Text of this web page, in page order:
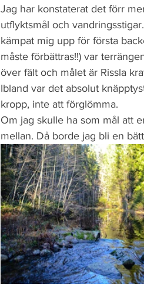
Jag har konstaterat det förr
utflyktsmål och
kämpat mig upp för första
måste förbättras!!) var
över fält och målet är Rissla
Ibland var det absolut
kropp, inte att förglömma.
Om jag skulle ha som mål att
mellan. Då borde jag bli en